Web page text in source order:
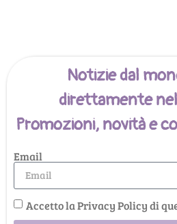
Notizie dal
direttamente
Promozioni, novità e
Email
Accetto la Privacy Policy di